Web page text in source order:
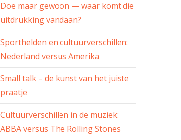
Doe maar gewoon — waar komt die
uitdrukking vandaan?
Sporthelden en cultuurverschillen:
Nederland versus Amerika
Small talk – de kunst van het juiste
praatje
Cultuurverschillen in de muziek:
ABBA versus The Rolling Stones